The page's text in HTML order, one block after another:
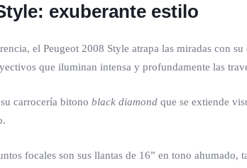
exuberante estilo
el Peugeot 2008 Style atrapa las miradas con su
que iluminan intensa y profundamente las
carrocería bitono black diamond que se extiende
focales son sus llantas de 16” en tono